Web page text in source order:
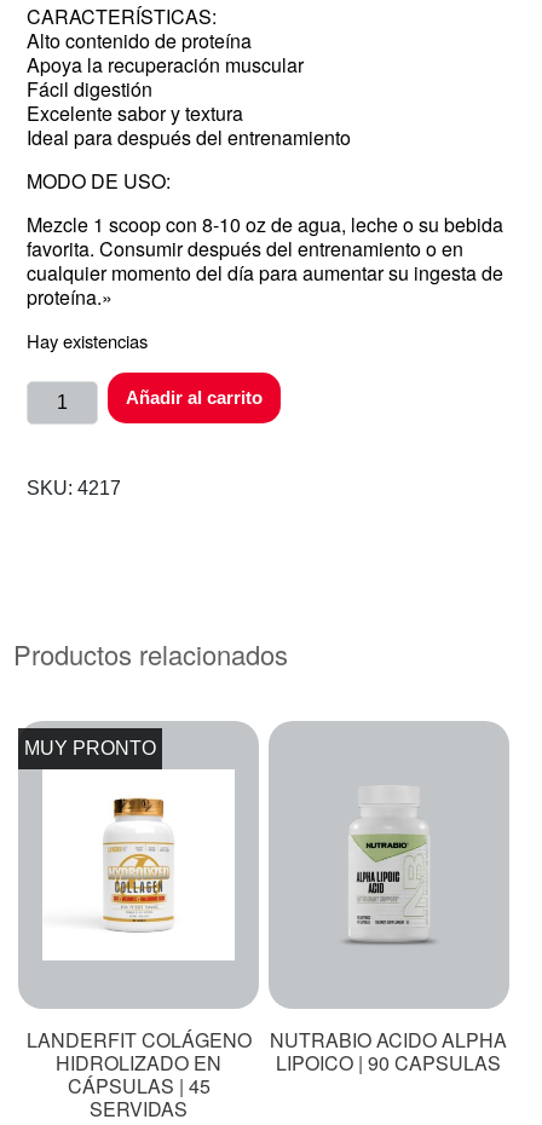
CARACTERÍSTICAS:
Alto contenido de proteína
Apoya la recuperación muscular
Fácil digestión
Excelente sabor y textura
Ideal para después del entrenamiento
MODO DE USO:
Mezcle 1 scoop con 8-10 oz de agua, leche o su bebida
favorita. Consumir después del entrenamiento o en
cualquier momento del día para aumentar su ingesta de
proteína.»
Hay existencias
Añadir al carrito
SKU:4217
Productos relacionados
MUY PRONTO
LANDERFIT COLÁGENO
HIDROLIZADO EN
CÁPSULAS | 45
SERVIDAS
NUTRABIO ACIDO ALPHA
LIPOICO | 90 CAPSULAS